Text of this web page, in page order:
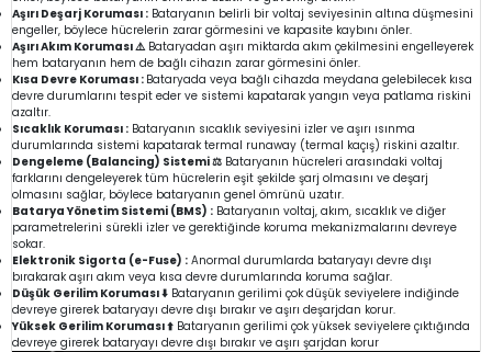
Aşırı Deşarj Koruması : Bataryanın belirli bir voltaj seviyesinin altına düşmesini
engeller, böylece hücrelerin zarar görmesini ve kapasite kaybını önler.
Aşırı Akım Koruması ⚠️Bataryadan aşırı miktarda akım çekilmesini engelleyerek
hem bataryanın hem de bağlı cihazın zarar görmesini önler.
Kısa Devre Koruması : Bataryada veya bağlı cihazda meydana gelebilecek kısa
devre durumlarını tespit eder ve sistemi kapatarak yangın veya patlama riskini
azaltır.
Sıcaklık Koruması : Bataryanın sıcaklık seviyesini izler ve aşırı ısınma
durumlarında sistemi kapatarak termal runaway (termal kaçış) riskini azaltır.
Dengeleme (Balancing) Sistemi ⚖️ Bataryanın hücreleri arasındaki voltaj
farklarını dengeleyerek tüm hücrelerin eşit şekilde şarj olmasını ve deşarj
olmasını sağlar, böylece bataryanın genel ömrünü uzatır.
Batarya Yönetim Sistemi (BMS) : Bataryanın voltaj, akım, sıcaklık ve diğer
parametrelerini sürekli izler ve gerektiğinde koruma mekanizmalarını devreye
sokar.
Elektronik Sigorta (e-Fuse) : Anormal durumlarda bataryayı devre dışı
bırakarak aşırı akım veya kısa devre durumlarında koruma sağlar.
Düşük Gerilim Koruması ⬇️ Bataryanın gerilimi çok düşük seviyelere indiğinde
devreye girerek bataryayı devre dışı bırakır ve aşırı deşarjdan korur.
Yüksek Gerilim Koruması ⬆️ Bataryanın gerilimi çok yüksek seviyelere çıktığında
devreye girerek bataryayı devre dışı bırakır ve aşırı şarjdan korur